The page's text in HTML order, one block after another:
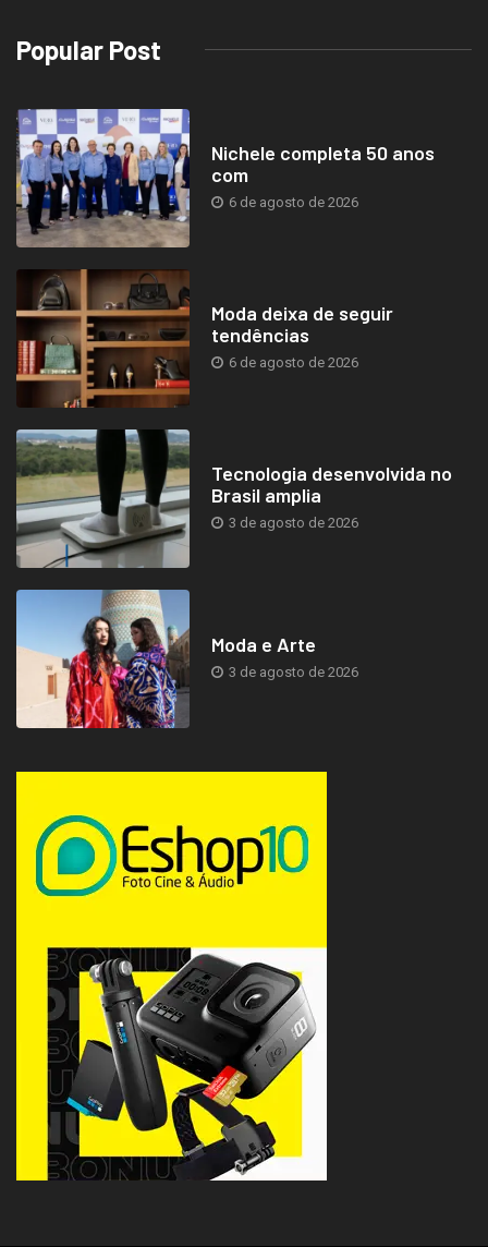
Popular Post
Nichele completa 50 anos
com
6 de agosto de 2026
Moda deixa de seguir
tendências
6 de agosto de 2026
Tecnologia desenvolvida no
Brasil amplia
3 de agosto de 2026
Moda e Arte
3 de agosto de 2026